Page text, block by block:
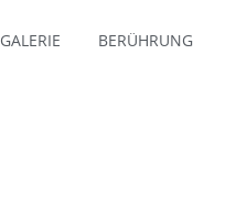
GALERIE BERÜHRUNG